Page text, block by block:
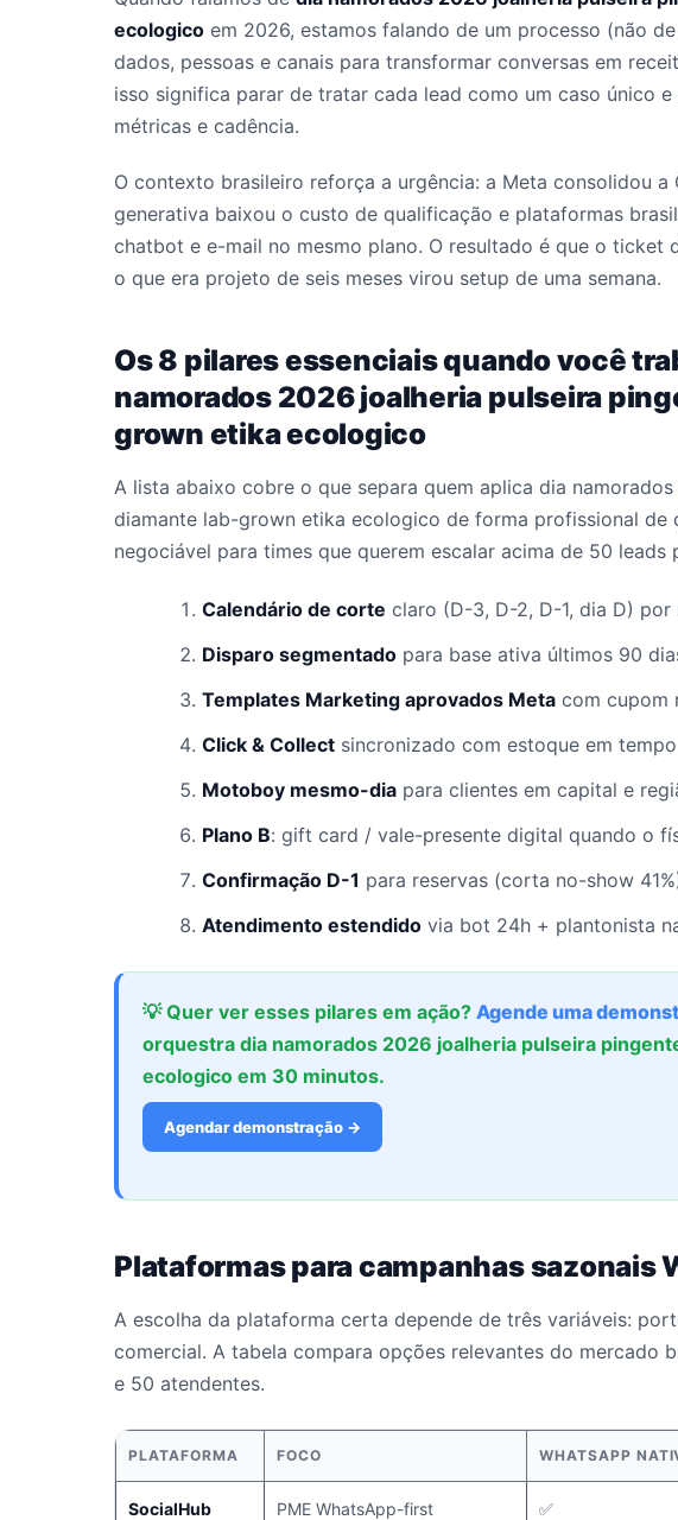
ecologico em 2026, estamos falando de um processo (não
dados, pessoas e canais para transformar conversas em
isso significa parar de tratar cada lead como um caso único
métricas e cadência.
O contexto brasileiro reforça a urgência: a Meta consolidou a
generativa baixou o custo de qualificação e plataformas
chatbot e e-mail no mesmo plano. O resultado é que o
o que era projeto de seis meses virou setup de uma semana.
Os 8 pilares essenciais quando você
namorados 2026 joalheria pulseira
grown etika ecologico
A lista abaixo cobre o que separa quem aplica dia
diamante lab-grown etika ecologico de forma profissional de
negociável para times que querem escalar acima de 50 leads
Calendário de corte claro (D-3, D-2, D-1, dia D)
Disparo segmentado para base ativa últimos 90
Templates Marketing aprovados Meta com cupom
Click & Collect sincronizado com estoque em
Motoboy mesmo-dia para clientes em capital e
Plano B: gift card / vale-presente digital quando o
Confirmação D-1 para reservas (corta no-show
Atendimento estendido via bot 24h + plantonista
💡 Quer ver esses pilares em ação? Agende uma
orquestra dia namorados 2026 joalheria pulseira
ecologico em 30 minutos.
Agendar demonstração →
Plataformas para campanhas sazonais
A escolha da plataforma certa depende de três variáveis:
comercial. A tabela compara opções relevantes do mercado
e 50 atendentes.
PLATAFORMA FOCO WHATSAPP
SocialHub PME WhatsApp-first ✅